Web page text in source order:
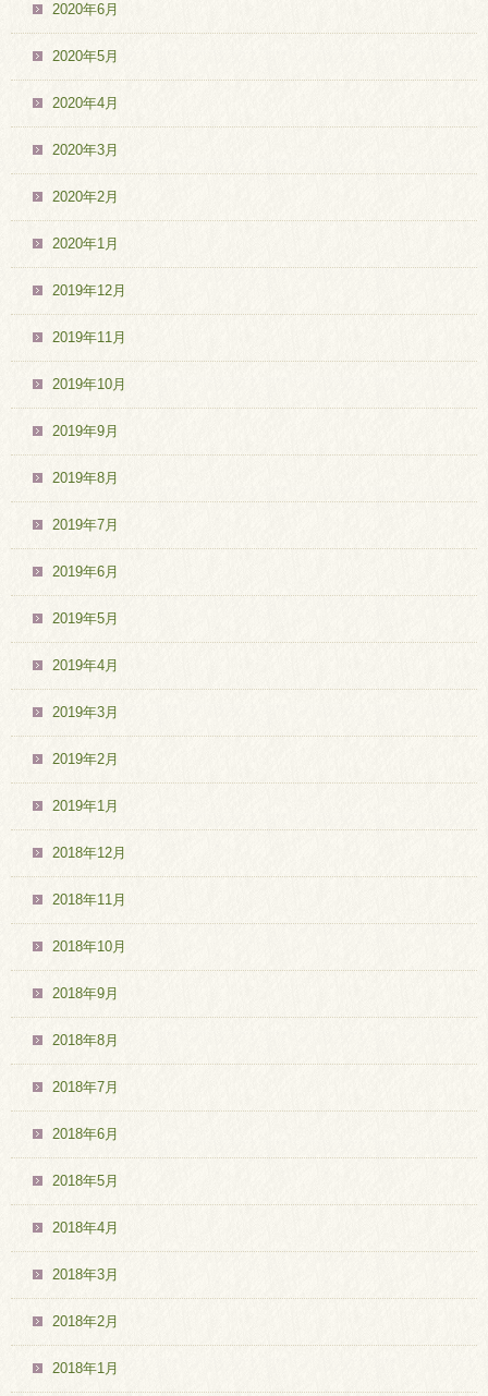
2020年6月
2020年5月
2020年4月
2020年3月
2020年2月
2020年1月
2019年12月
2019年11月
2019年10月
2019年9月
2019年8月
2019年7月
2019年6月
2019年5月
2019年4月
2019年3月
2019年2月
2019年1月
2018年12月
2018年11月
2018年10月
2018年9月
2018年8月
2018年7月
2018年6月
2018年5月
2018年4月
2018年3月
2018年2月
2018年1月